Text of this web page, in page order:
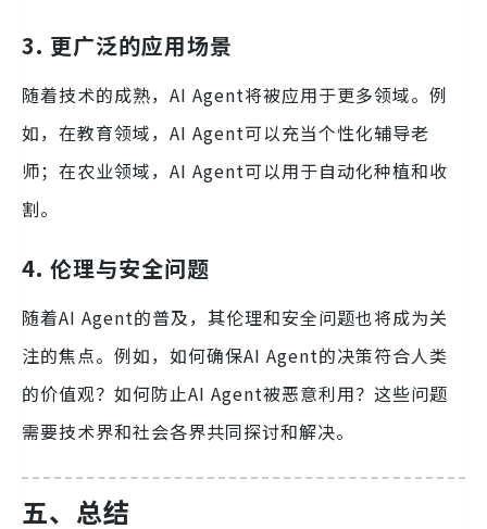
3. 更广泛的应用场景
随着技术的成熟，AI Agent将被应用于更多领域。例
如，在教育领域，AI Agent可以充当个性化辅导老
师；在农业领域，AI Agent可以用于自动化种植和收
割。
4. 伦理与安全问题
随着AI Agent的普及，其伦理和安全问题也将成为关
注的焦点。例如，如何确保AI Agent的决策符合人类
的价值观？如何防止AI Agent被恶意利用？这些问题
需要技术界和社会各界共同探讨和解决。
五、总结